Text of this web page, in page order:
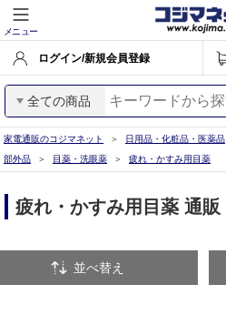
メニュー
ログイン/新規会員登録
全ての商品
家電通販のコジマネット 日用品・化粧品・医薬品
部外品
目薬・洗眼薬 疲れ・かすみ用目薬
疲れ・かすみ用目薬 通販
並べ替え